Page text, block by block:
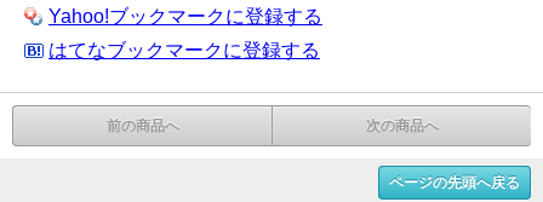
Yahoo!ブックマークに登録する
はてなブックマークに登録する
前の商品へ 次の商品へ
ページの先頭へ戻る